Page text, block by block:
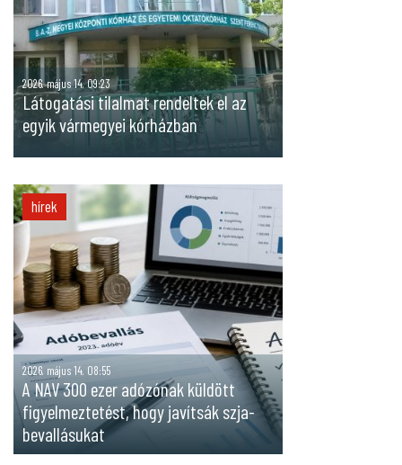
2026. május 14. 09:23
Látogatási tilalmat rendeltek el az
egyik vármegyei kórházban
hírek
2026. május 14. 08:55
A NAV 300 ezer adózónak küldött
figyelmeztetést, hogy javítsák szja-
bevallásukat